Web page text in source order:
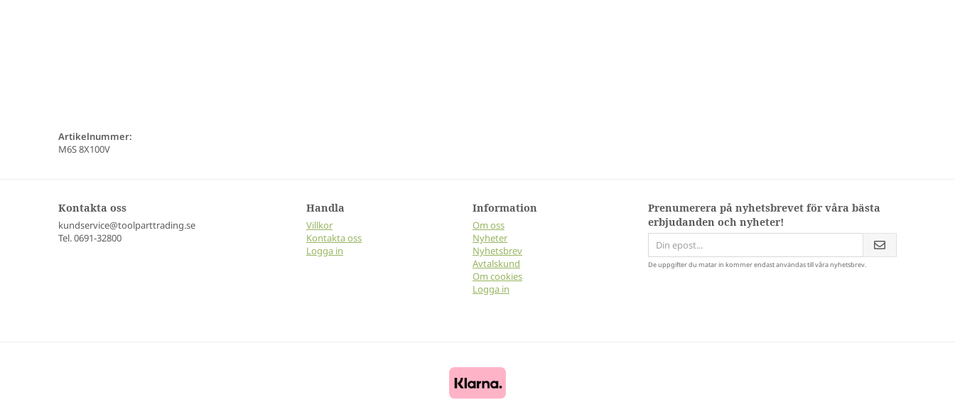
Artikelnummer:
M6S 8X100V
Kontakta oss
kundservice@toolparttrading.se
Tel. 0691-32800
Handla
Villkor
Kontakta oss
Logga in
Information
Om oss
Nyheter
Nyhetsbrev
Avtalskund
Om cookies
Logga in
Prenumerera på nyhetsbrevet för våra bästa
erbjudanden och nyheter!
De uppgifter du matar in kommer endast användas till våra nyhetsbrev.